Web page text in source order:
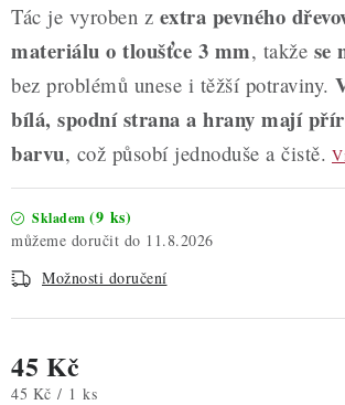
Tác je vyroben z extra pevného
materiálu o tloušťce 3 mm, takže se
bez problémů unese i těžší potraviny.
bílá, spodní strana a hrany mají
barvu, což působí jednoduše a čistě.
Skladem (9 ks)
11.8.2026
Možnosti doručení
45 Kč
Měrná cena:
45 Kč / 1 ks